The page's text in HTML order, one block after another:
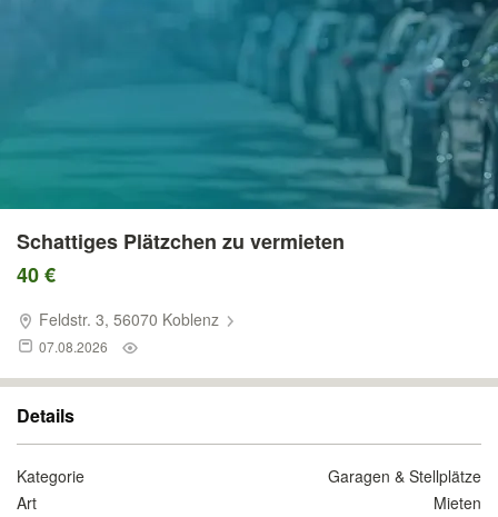
Anzeige aufgeben
Schattiges Plätzchen zu vermieten
40 €
Feldstr. 3, 56070 Koblenz
07.08.2026
Details
Kategorie
Garagen & Stellplätze
Art
Mieten